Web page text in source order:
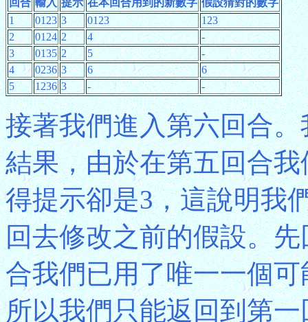
回合 輸入 提示 在本回合用到的新數字 假設猜對的數字
1
0123 3 0123
123
2
0124 2 4
-
3
0135 2 5
-
4
0236 3 6
6
5
1236 3 - -
接著我們進入第六回合
結果，由於在第五回合
得提示卻是3，這說明我
回去修改之前的假設。
合我們已用了唯一一個
所以我們只能返回到第